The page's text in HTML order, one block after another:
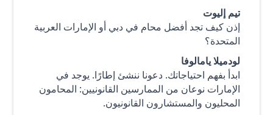
تيم إليوت
إذن كيف تجد أفضل محام في دبي أو الإمارات العربية
المتحدة؟
لودميلا يامالوفا
ابدأ بفهم احتياجاتك. دعونا ننشئ إطارًا. يوجد في
الإمارات نوعان من الممارسين القانونيين: المحامون
المحليون والمستشارون القانونيون.